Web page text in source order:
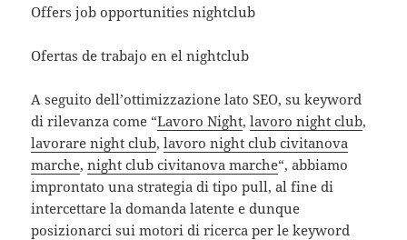
Offers job opportunities nightclub
Ofertas de trabajo en el nightclub
A seguito dell’ottimizzazione lato SEO, su keyword
di rilevanza come “Lavoro Night,lavoro night club,
lavorare night club,lavoro night club civitanova
marche,night club civitanova marche“, abbiamo
improntato una strategia di tipo pull, al fine di
intercettare la domanda latente e dunque
posizionarci sui motori di ricerca per le keyword